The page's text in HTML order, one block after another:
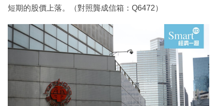
短期的股價上落。（對照龔成信箱：Q6472）